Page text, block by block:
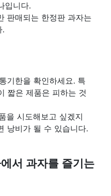
입니다.
판매되는 한정판 과자는
.
기한을 확인하세요. 특
짧은 제품은 피하는 것
을 시도해보고 싶겠지
낭비가 될 수 있습니다.
서 과자를 즐기는